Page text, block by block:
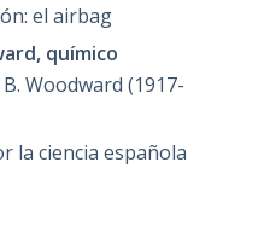
el airbag
químico
Woodward (1917-
la ciencia española